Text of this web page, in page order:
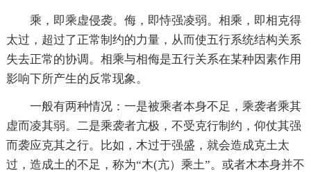
乘，即乘虚侵袭。侮，即恃强凌弱。相乘，即相克得
太过，超过了正常制约的力量，从而使五行系统结构关系
失去正常的协调。相乘与相侮是五行关系在某种因素作用
影响下所产生的反常现象。
一般有两种情况：一是被乘者本身不足，乘袭者乘其
虚而凌其弱。二是乘袭者亢极，不受克行制约，仰仗其强
而袭应克其之行。比如，木过于强盛，就会造成克土太
过，造成土的不足，称为“木(亢）乘土”。或者木本身并不